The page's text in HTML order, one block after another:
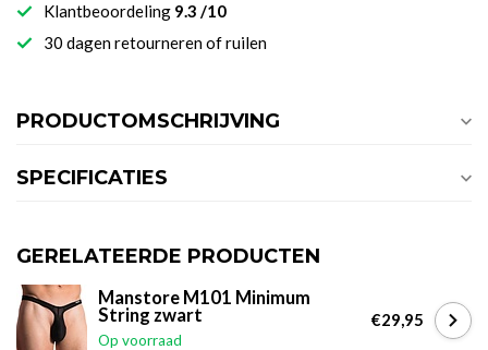
Klantbeoordeling 9.3 /10
30 dagen retourneren of ruilen
PRODUCTOMSCHRIJVING
SPECIFICATIES
GERELATEERDE PRODUCTEN
Manstore M101 Minimum
String zwart
Op voorraad
€29,95